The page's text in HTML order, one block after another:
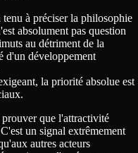
à préciser la philosophie
absolument pas question
au détriment de la
d'un développement
la priorité absolue est
que l'attractivité
un signal extrêmement
autres acteurs